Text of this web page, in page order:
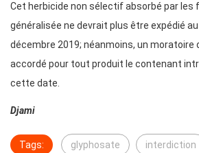
Cet herbicide non sélectif absorbé par les
généralisée ne devrait plus être expédié
décembre 2019; néanmoins, un moratoire
accordé pour tout produit le contenant
cette date.
Djami
Tags: glyphosate interdiction